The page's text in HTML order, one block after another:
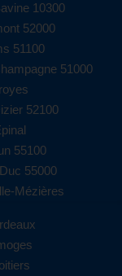
10300
52000
51100
51000
52100
55100
55000
Mézières